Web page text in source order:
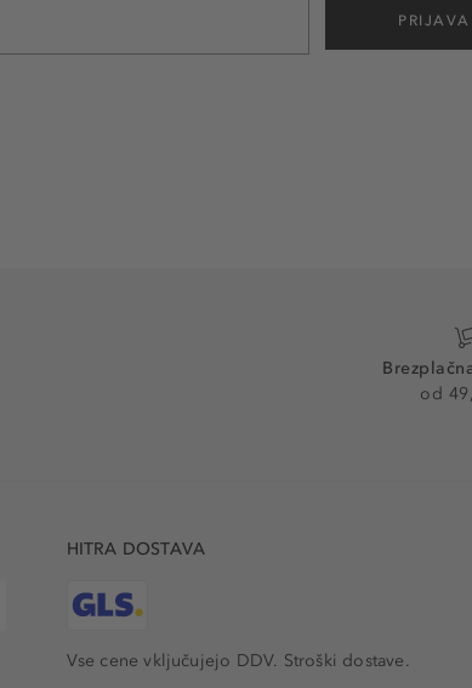
PRIJAVA
od
HITRA DOSTAVA
Vse cene vključujejo DDV. Stroški dostave.